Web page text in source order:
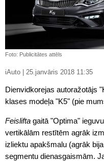
Foto: Publicitātes attēls
iAuto | 25.janvāris 2018 11:35
Dienvidkorejas autoražotājs
klases modeļa "K5" (pie
Feislifta gaitā "Optima"
vertikālām restītēm agrāk
izliektu apakšmalu (agrāk
segmentu dienasgaismām.